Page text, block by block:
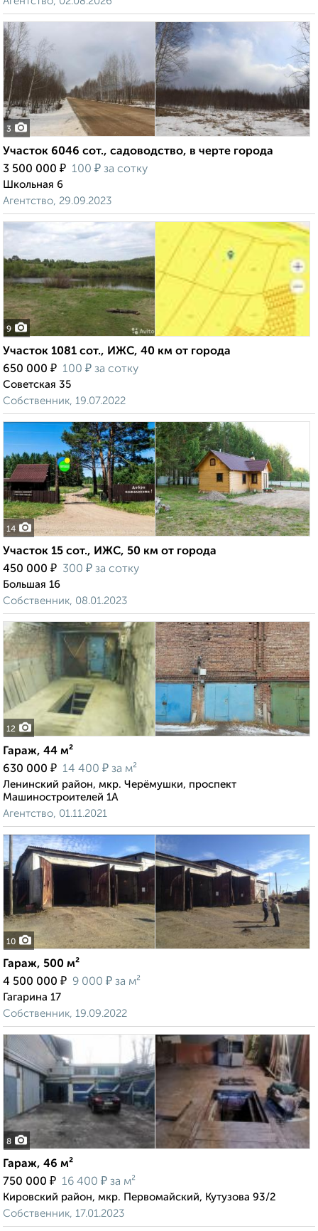
3
Участок 6046 сот., садоводство, в черте города
3 500 000 ₽ 100 ₽ за сотку
Школьная 6
Агентство, 29.09.2023
9
Участок 1081 сот., ИЖС, 40 км от города
650 000 ₽ 100 ₽ за сотку
Советская 35
Собственник, 19.07.2022
14
Участок 15 сот., ИЖС, 50 км от города
450 000 ₽ 300 ₽ за сотку
Большая 16
Собственник, 08.01.2023
12
Гараж, 44 м²
630 000 ₽ 14 400 ₽ за м²
Ленинский район, мкр. Черёмушки, проспект
Машиностроителей 1А
Агентство, 01.11.2021
10
Гараж, 500 м²
4 500 000 ₽ 9 000 ₽ за м²
Гагарина 17
Собственник, 19.09.2022
8
Гараж, 46 м²
750 000 ₽ 16 400 ₽ за м²
Кировский район, мкр. Первомайский, Кутузова 93/2
Собственник, 17.01.2023